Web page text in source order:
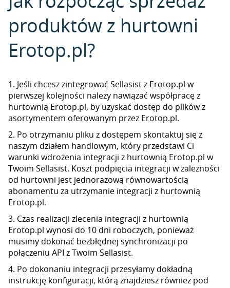
produktów z hurtowni
Erotop.pl?
1. Jeśli chcesz zintegrować Sellasist z Erotop.pl w
pierwszej kolejności należy nawiązać współpracę z
hurtownią Erotop.pl, by uzyskać dostęp do plików z
asortymentem oferowanym przez Erotop.pl.
2. Po otrzymaniu pliku z dostępem skontaktuj się z
naszym działem handlowym, który przedstawi Ci
warunki wdrożenia integracji z hurtownią Erotop.pl w
Twoim Sellasist. Koszt podpięcia integracji w zależności
od hurtowni jest jednorazową równowartością
abonamentu za utrzymanie integracji z hurtownią
Erotop.pl.
3. Czas realizacji zlecenia integracji z hurtownią
Erotop.pl wynosi do 10 dni roboczych, ponieważ
musimy dokonać bezbłędnej synchronizacji po
połączeniu API z Twoim Sellasist.
4. Po dokonaniu integracji przesyłamy dokładną
instrukcję konfiguracji, którą znajdziesz również pod